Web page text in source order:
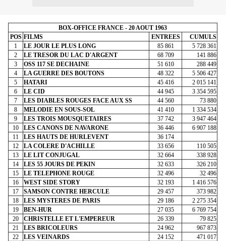
BOX-OFFICE FRANCE - 20 AOUT 1963
POS FILMS ENTREES
CUMULS
1
LE JOUR LE PLUS LONG 85 861
5 728 361
2
LE TRESOR DU LAC D'ARGENT 68 709
141 886
3
OSS 117 SE DECHAINE 51 610
288 449
4
LA GUERRE DES BOUTONS 48 322
5 506 427
5
HATARI 45 416
2 015 141
6
LE CID 44 945
3 354 595
7
LES DIABLES ROUGES FACE AUX SS 44 560
73 880
8
MELODIE EN SOUS-SOL 41 410
1 334 534
9
LES TROIS MOUSQUETAIRES 37 742
3 947 464
10
LES CANONS DE NAVARONE 36 446
6 907 188
11
LES HAUTS DE HURLEVENT
36 174
12
LA COLERE D'ACHILLE 33 656
110 505
13
LE LIT CONJUGAL 32 664
338 928
14
LES 55 JOURS DE PEKIN 32 633
326 210
15
LE TELEPHONE ROUGE 32 496
32 496
16
WEST SIDE STORY 32 193
1 416 576
17
SAMSON CONTRE HERCULE 29 457
373 982
18
LES MYSTERES DE PARIS 29 186
2 275 354
19
BEN-HUR 27 035
6 769 754
20
CHRISTELLE ET L'EMPEREUR 26 339
79 825
21
LES BRICOLEURS 24 962
967 873
22
LES VEINARDS 24 152
471 017